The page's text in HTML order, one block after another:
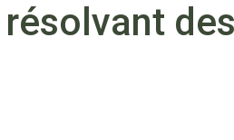
résolvant